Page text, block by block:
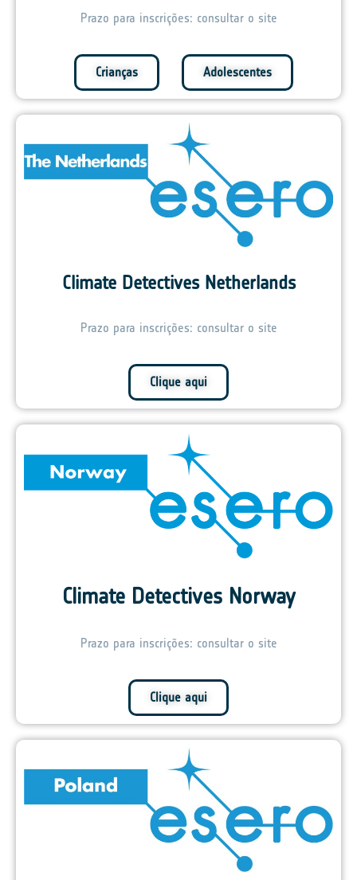
Prazo para inscrições: consultar o site
Crianças Adolescentes
Climate Detectives Netherlands
Prazo para inscrições: consultar o site
Clique aqui
Climate Detectives Norway
Prazo para inscrições: consultar o site
Clique aqui